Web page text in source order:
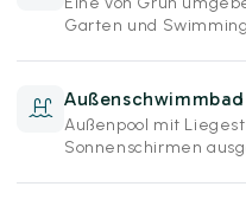
Garten und
Außenschwimmbad
Außenpool mit
Sonnenschirmen